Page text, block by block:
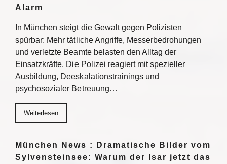
Alarm
In München steigt die Gewalt gegen Polizisten
spürbar: Mehr tätliche Angriffe, Messerbedrohungen
und verletzte Beamte belasten den Alltag der
Einsatzkräfte. Die Polizei reagiert mit spezieller
Ausbildung, Deeskalationstrainings und
psychosozialer Betreuung…
Weiterlesen
München News : Dramatische Bilder vom
Sylvensteinsee: Warum der Isar jetzt das